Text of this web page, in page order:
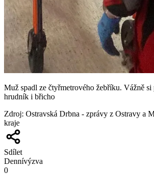
Muž spadl ze čtyřmetrového žebříku. Vážně
hrudník i břicho
Zdroj: Ostravská Drbna - zprávy z Ostravy a
kraje
Sdílet
Dennívýzva
0